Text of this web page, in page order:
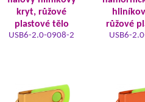
kryt, růžové
plastové tělo
USB6-2.0-0908-2
růžové
USB6-